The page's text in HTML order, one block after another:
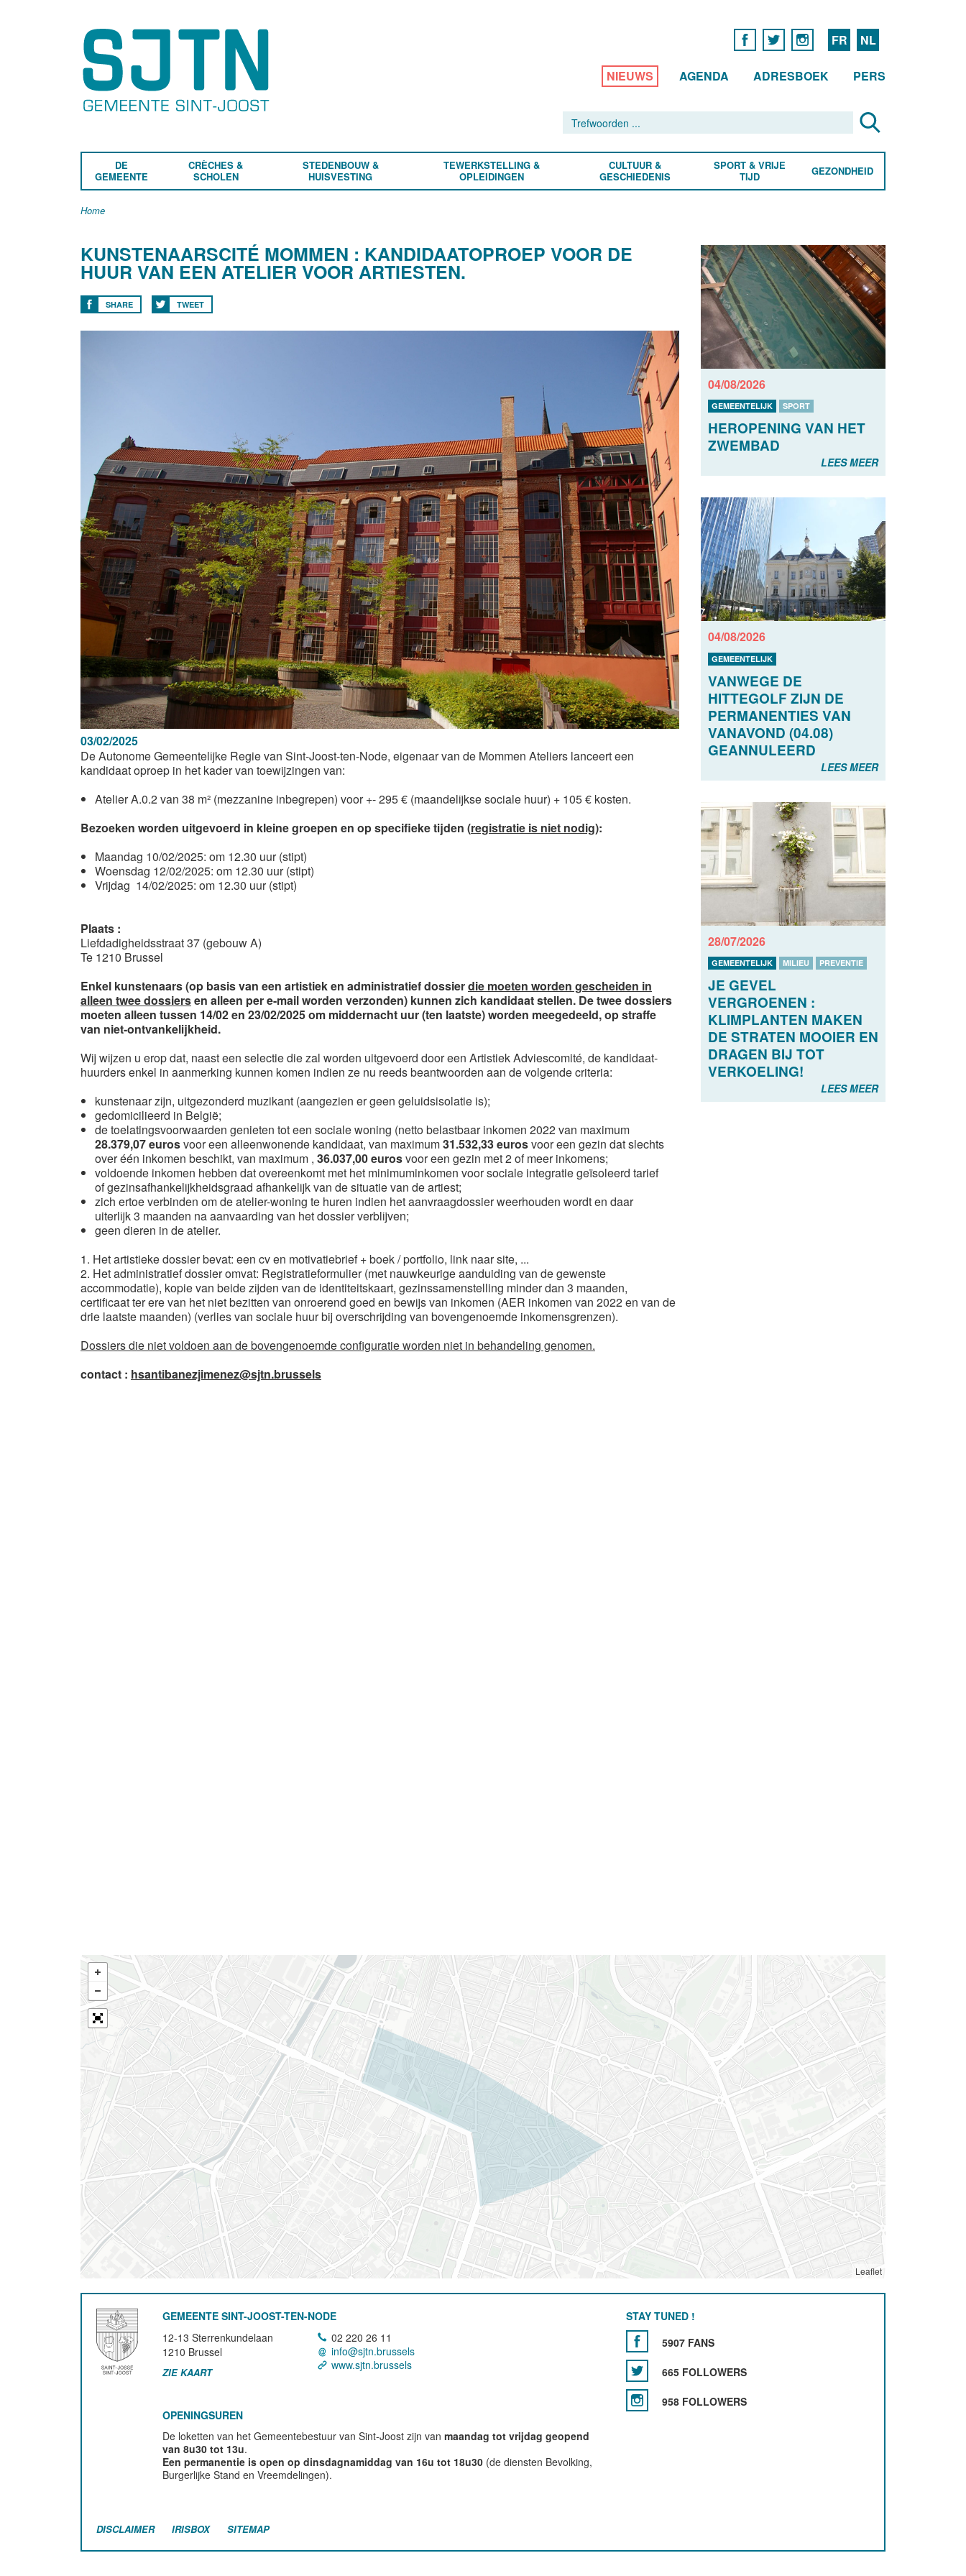
FR NL
NIEUWS AGENDA ADRESBOEK PERS
DE
GEMEENTE
CRÈCHES &
SCHOLEN
STEDENBOUW &
HUISVESTING
TEWERKSTELLING &
OPLEIDINGEN
CULTUUR &
GESCHIEDENIS
SPORT & VRIJE
TIJD
GEZONDHEID
Home
KUNSTENAARSCITÉ MOMMEN : KANDIDAATOPROEP VOOR DE
HUUR VAN EEN ATELIER VOOR ARTIESTEN.
SHARE TWEET
03/02/2025
De Autonome Gemeentelijke Regie van Sint-Joost-ten-Node, eigenaar van de Mommen Ateliers lanceert een
kandidaat oproep in het kader van toewijzingen van:
Atelier A.0.2 van 38 m² (mezzanine inbegrepen) voor +- 295 € (maandelijkse sociale huur) + 105 € kosten.
Bezoeken worden uitgevoerd in kleine groepen en op specifieke tijden (registratie is niet nodig):
Maandag 10/02/2025: om 12.30 uur (stipt)
Woensdag 12/02/2025: om 12.30 uur (stipt)
Vrijdag 14/02/2025: om 12.30 uur (stipt)
Plaats :
Liefdadigheidsstraat 37 (gebouw A)
Te 1210 Brussel
Enkel kunstenaars (op basis van een artistiek en administratief dossierdie moeten worden gescheiden in
alleen twee dossiersen alleen per e-mail worden verzonden) kunnen zich kandidaat stellen. De twee dossiers
moeten alleen tussen 14/02 en 23/02/2025 om middernacht uur (ten laatste) worden meegedeeld, op straffe
van niet-ontvankelijkheid.
Wij wijzen u erop dat, naast een selectie die zal worden uitgevoerd door een Artistiek Adviescomité, de kandidaat-
huurders enkel in aanmerking kunnen komen indien ze nu reeds beantwoorden aan de volgende criteria:
kunstenaar zijn, uitgezonderd muzikant (aangezien er geen geluidsisolatie is);
gedomicilieerd in België;
de toelatingsvoorwaarden genieten tot een sociale woning (netto belastbaar inkomen 2022 van maximum
28.379,07 eurosvoor een alleenwonende kandidaat, van maximum31.532,33 eurosvoor een gezin dat slechts
over één inkomen beschikt, van maximum , 36.037,00 eurosvoor een gezin met 2 of meer inkomens;
voldoende inkomen hebben dat overeenkomt met het minimuminkomen voor sociale integratie geïsoleerd tarief
of gezinsafhankelijkheidsgraad afhankelijk van de situatie van de artiest;
zich ertoe verbinden om de atelier-woning te huren indien het aanvraagdossier weerhouden wordt en daar
uiterlijk 3 maanden na aanvaarding van het dossier verblijven;
geen dieren in de atelier.
1. Het artistieke dossier bevat: een cv en motivatiebrief + boek / portfolio, link naar site, ...
2. Het administratief dossier omvat: Registratieformulier (met nauwkeurige aanduiding van de gewenste
accommodatie), kopie van beide zijden van de identiteitskaart, gezinssamenstelling minder dan 3 maanden,
certificaat ter ere van het niet bezitten van onroerend goed en bewijs van inkomen (AER inkomen van 2022 en van de
drie laatste maanden) (verlies van sociale huur bij overschrijding van bovengenoemde inkomensgrenzen).
Dossiers die niet voldoen aan de bovengenoemde configuratie worden niet in behandeling genomen.
contact : hsantibanezjimenez@sjtn.brussels
04/08/2026
GEMEENTELIJK SPORT
HEROPENING VAN HET
ZWEMBAD
LEES MEER
04/08/2026
GEMEENTELIJK
VANWEGE DE
HITTEGOLF ZIJN DE
PERMANENTIES VAN
VANAVOND (04.08)
GEANNULEERD
LEES MEER
28/07/2026
GEMEENTELIJK MILIEU PREVENTIE
JE GEVEL
VERGROENEN :
KLIMPLANTEN MAKEN
DE STRATEN MOOIER EN
DRAGEN BIJ TOT
VERKOELING!
LEES MEER
Leaflet
GEMEENTE SINT-JOOST-TEN-NODE
12-13 Sterrenkundelaan
1210 Brussel
ZIE KAART
02 220 26 11
info@sjtn.brussels
www.sjtn.brussels
OPENINGSUREN
De loketten van het Gemeentebestuur van Sint-Joost zijn vanmaandag tot vrijdag geopend
van 8u30 tot 13u.
Een permanentie is open op dinsdagnamiddag van 16u tot 18u30 (de diensten Bevolking,
Burgerlijke Stand en Vreemdelingen).
STAY TUNED !
5907 FANS
665 FOLLOWERS
958 FOLLOWERS
DISCLAIMER IRISBOX SITEMAP